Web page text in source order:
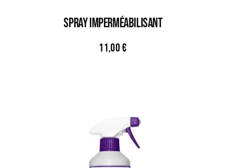
SPRAY IMPERMÉABILISANT
11,00€